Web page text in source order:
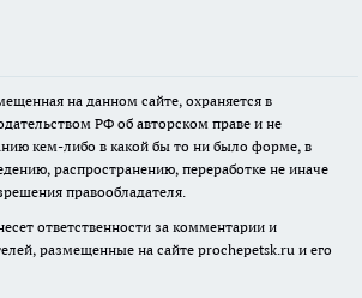
на данном сайте, охраняется в
РФ об авторском праве и не
кем-либо в какой бы то ни было форме, в
распространению, переработке не иначе
правообладателя.
ответственности за комментарии и
размещенные на сайте prochepetsk.ru и его